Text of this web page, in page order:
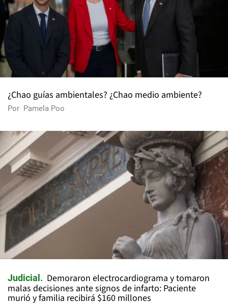
¿Chao guías ambientales? ¿Chao medio ambiente?
Por Pamela Poo
Judicial
Demoraron electrocardiograma y tomaron
malas decisiones ante signos de infarto: Paciente
murió y familia recibirá $160 millones